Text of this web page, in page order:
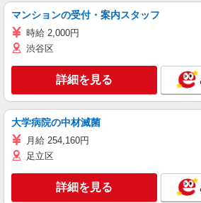
マンションの受付・案内スタッフ
時給 2,000円
渋谷区
詳細を見る
大学病院の中材滅菌
月給 254,160円
足立区
詳細を見る